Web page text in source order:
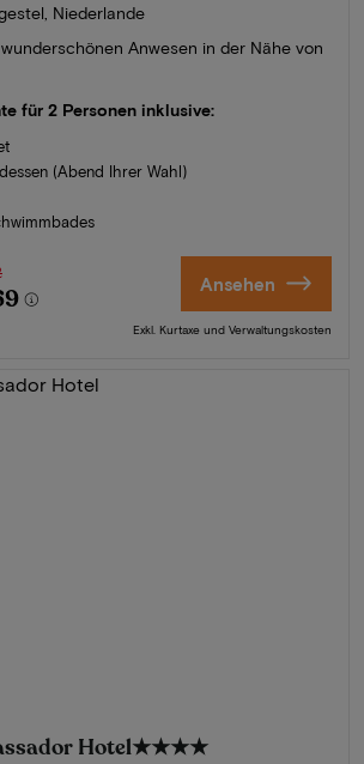
Niederlande
Anwesen in der Nähe von
für 2 Personen inklusive:
(Abend Ihrer Wahl)
Ansehen
Exkl. Kurtaxe und Verwaltungskosten
Hotel★★★★